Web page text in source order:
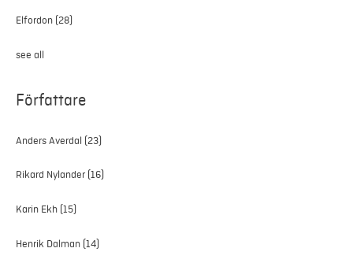
Elfordon (28)
see all
Författare
Anders Averdal (23)
Rikard Nylander (16)
Karin Ekh (15)
Henrik Dalman (14)